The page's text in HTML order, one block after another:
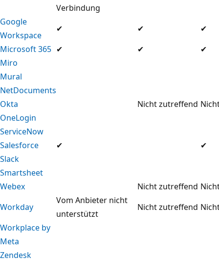
Verbindung
Google
Workspace
✔ ✔
✔
Microsoft 365 ✔ ✔
✔
Miro
Mural
NetDocuments
Okta
Nicht zutreffend
OneLogin
ServiceNow
Salesforce
✔
✔
Slack
Smartsheet
Webex
Nicht zutreffend
Workday
Vom Anbieter nicht
unterstützt
Nicht zutreffend
Workplace by
Meta
Zendesk